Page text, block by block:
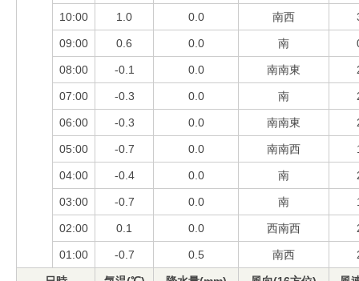
10:00 1.0 0.0 南西
09:00 0.6 0.0 南
08:00 -0.1 0.0 南南東
07:00 -0.3 0.0 南
06:00 -0.3 0.0 南南東
05:00 -0.7 0.0 南南西
04:00 -0.4 0.0 南
03:00 -0.7 0.0 南
02:00 0.1 0.0 西南西
01:00 -0.7 0.5 南西